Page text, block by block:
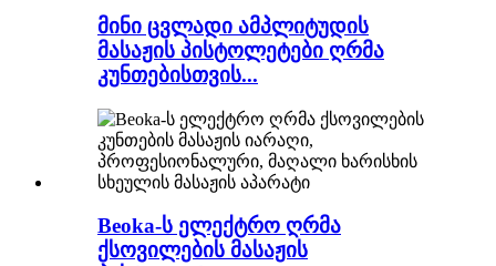
მინი ცვლადი ამპლიტუდის
მასაჟის პისტოლეტები ღრმა
კუნთებისთვის...
Beoka-ს ელექტრო ღრმა
ქსოვილების მასაჟის